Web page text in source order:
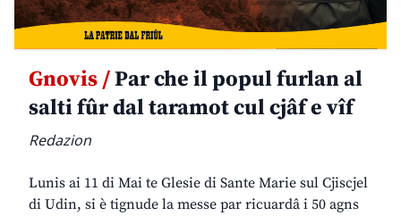
Gnovis /Par che il popul furlan al
salti fûr dal taramot cul cjâf e vîf
Redazion
Lunis ai 11 di Mai te Glesie di Sante Marie sul Cjiscjel
di Udin, si è tignude la messe par ricuardâ i 50 agns